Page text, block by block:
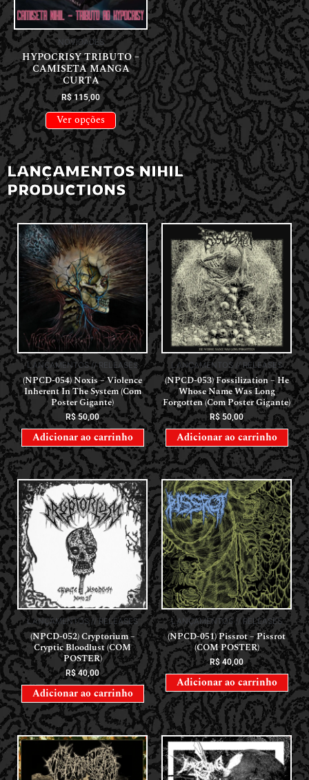
NOVIDADES
HYPOCRISY TRIBUTO –
CAMISETA MANGA
CURTA
R$115,00
Ver opções
LANÇAMENTOS NIHIL
PRODUCTIONS
LANÇAMENTOS // RELEASES
(NPCD-054) Noxis – Violence
Inherent In The System (Com
Poster Gigante)
R$50,00
Adicionar ao carrinho
LANÇAMENTOS // RELEASES
(NPCD-053) Fossilization – He
Whose Name Was Long
Forgotten (Com Poster Gigante)
R$ 50,00
Adicionar ao carrinho
LANÇAMENTOS // RELEASES
(NPCD-052) Cryptorium –
Cryptic Bloodlust (COM
POSTER)
R$40,00
Adicionar ao carrinho
LANÇAMENTOS // RELEASES
(NPCD-051) Pissrot – Pissrot
(COM POSTER)
R$40,00
Adicionar ao carrinho